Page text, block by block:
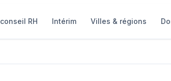
RH Intérim Villes & régions